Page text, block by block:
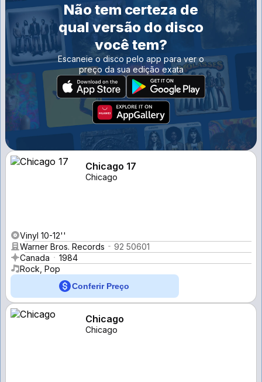
Não tem certeza de
qual versão do disco
você tem?
Escaneie o disco pelo app para ver o
preço da sua edição exata
Chicago 17
Chicago
Vinyl 10-12''
Warner Bros. Records
92 50601
Canada
1984
Rock, Pop
Conferir Preço
Chicago
Chicago